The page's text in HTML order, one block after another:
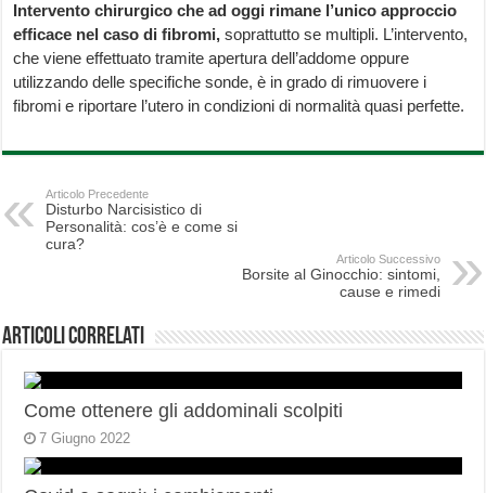
Intervento chirurgico che ad oggi rimane l’unico approccio
efficace nel caso di fibromi, soprattutto se multipli. L’intervento,
che viene effettuato tramite apertura dell’addome oppure
utilizzando delle specifiche sonde, è in grado di rimuovere i
fibromi e riportare l’utero in condizioni di normalità quasi perfette.
Articolo Precedente
Disturbo Narcisistico di
Personalità: cos’è e come si
cura?
Articolo Successivo
Borsite al Ginocchio: sintomi,
cause e rimedi
Articoli correlati
Come ottenere gli addominali scolpiti
7 Giugno 2022